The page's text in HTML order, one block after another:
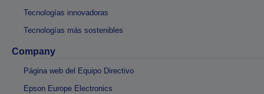
Tecnologías innovadoras
Tecnologías más sostenibles
Company
Página web del Equipo Directivo
Epson Europe Electronics